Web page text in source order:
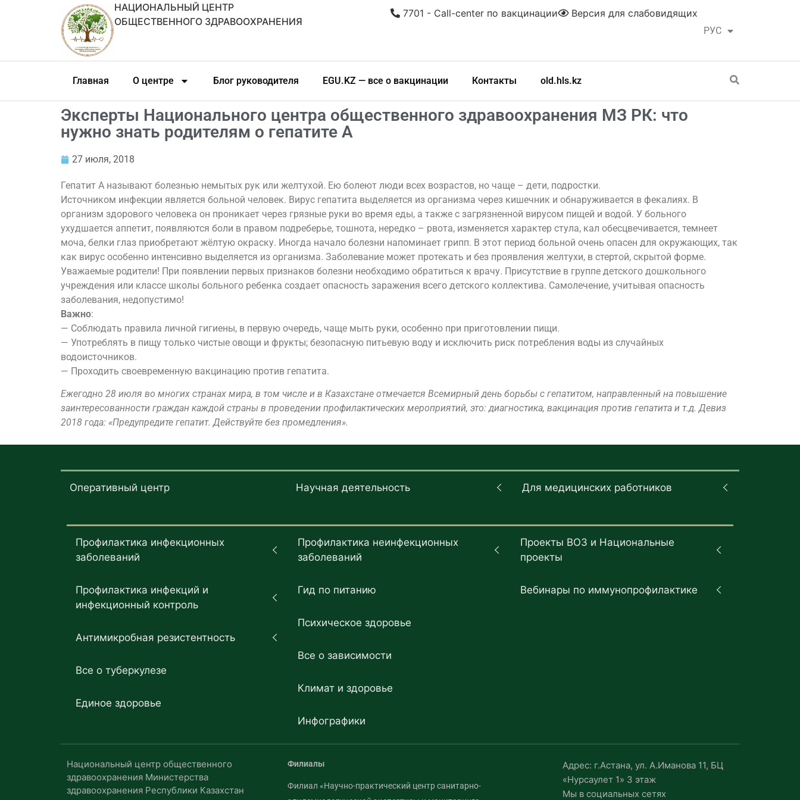
НАЦИОНАЛЬНЫЙ ЦЕНТР
ОБЩЕСТВЕННОГО ЗДРАВООХРАНЕНИЯ
РУС
ҚАЗ
Версия для слабовидящих
7701 - Call-center по вакцинации
Главная О центре Блог руководителя EGU.KZ — все о вакцинации Контакты old.hls.kz
Эксперты Национального центра общественного здравоохранения МЗ РК: что
нужно знать родителям о гепатите А
27 июля, 2018
Гепатит А называют болезнью немытых рук или желтухой. Ею болеют люди всех возрастов, но чаще – дети, подростки.
Источником инфекции является больной человек. Вирус гепатита выделяется из организма через кишечник и обнаруживается в фекалиях. В
организм здорового человека он проникает через грязные руки во время еды, а также с загрязненной вирусом пищей и водой. У больного
ухудшается аппетит, появляются боли в правом подреберье, тошнота, нередко – рвота, изменяется характер стула, кал обесцвечивается, темнеет
моча, белки глаз приобретают жёлтую окраску. Иногда начало болезни напоминает грипп. В этот период больной очень опасен для окружающих, так
как вирус особенно интенсивно выделяется из организма. Заболевание может протекать и без проявления желтухи, в стертой, скрытой форме.
Уважаемые родители! При появлении первых признаков болезни необходимо обратиться к врачу. Присутствие в группе детского дошкольного
учреждения или классе школы больного ребенка создает опасность заражения всего детского коллектива. Самолечение, учитывая опасность
заболевания, недопустимо!
Важно:
— Соблюдать правила личной гигиены, в первую очередь, чаще мыть руки, особенно при приготовлении пищи.
— Употреблять в пищу только чистые овощи и фрукты; безопасную питьевую воду и исключить риск потребления воды из случайных
водоисточников.
— Проходить своевременную вакцинацию против гепатита.
Ежегодно 28 июля во многих странах мира, в том числе и в Казахстане отмечается Всемирный день борьбы с гепатитом, направленный на повышение
заинтересованности граждан каждой страны в проведении профилактических мероприятий, это: диагностика, вакцинация против гепатита и т.д. Девиз
2018 года: «Предупредите гепатит. Действуйте без промедления».
Оперативный центр Научная деятельность Для медицинских работников
Профилактика инфекционных
заболеваний
Профилактика инфекций и
инфекционный контроль
Антимикробная резистентность
Все о туберкулезе
Единое здоровье
Профилактика неинфекционных
заболеваний
Гид по питанию
Психическое здоровье
Все о зависимости
Климат и здоровье
Инфографики
Проекты ВОЗ и Национальные
проекты
Вебинары по иммунопрофилактике
Национальный центр общественного
здравоохранения Министерства
здравоохранения Республики Казахстан
Филиалы
Филиал «Научно-практический центр санитарно-
Адрес: г.Астана, ул. А.Иманова 11, БЦ
«Нурсаулет 1» 3 этаж
Мы в социальных сетях